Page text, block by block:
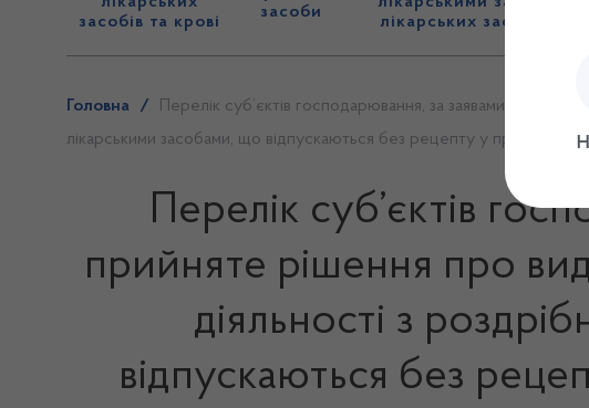
засобів та крові
засоби
лікарських засобів
Головна /
Перелік суб’єктів господарювання, за заявами яких
лікарськими засобами, що відпускаються без рецепту у приміщеннях
Перелік суб’єктів
прийняте рішення про
діяльності з
відпускаються без